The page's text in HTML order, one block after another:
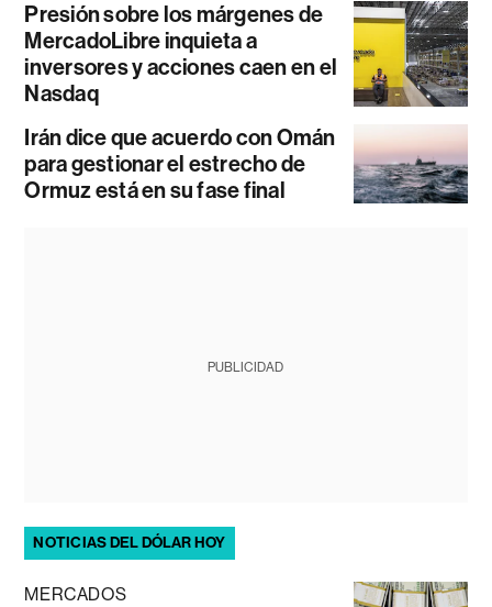
Presión sobre los márgenes de
MercadoLibre inquieta a
inversores y acciones caen en el
Nasdaq
Irán dice que acuerdo con Omán
para gestionar el estrecho de
Ormuz está en su fase final
PUBLICIDAD
NOTICIAS DEL DÓLAR HOY
MERCADOS